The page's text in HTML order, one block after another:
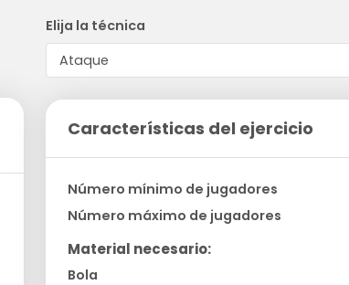
Elija la técnica
Características del ejercicio
Número mínimo de jugadores
Número máximo de jugadores
Material necesario:
Bola